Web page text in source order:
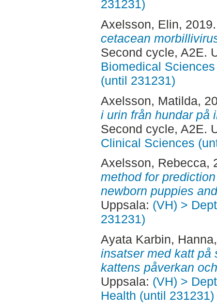
231231)
Axelsson, Elin,
cetacean
Second cycle, A2E.
Biomedical
(until 231231)
Axelsson, Matilda,
i urin från hundar på
Second cycle, A2E.
Clinical Sciences
Axelsson, Rebecca,
method for
newborn puppies
Uppsala: (VH) >
231231)
Ayata Karbin, Hanna
insatser med katt på
kattens påverkan
Uppsala: (VH) >
Health (until 231231)